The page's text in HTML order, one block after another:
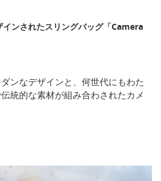
ンされたスリングバッグ「Camera
ンなデザインと、何世代にもわた
統的な素材が組み合わされたカメ